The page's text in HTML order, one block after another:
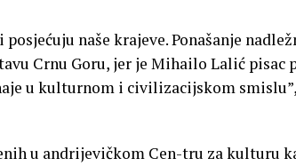
naše krajeve. Ponašanje
Crnu Goru, jer je Mihailo Lalić pisac
u kulturnom i civilizacijskom smislu”,
u andrijevičkom Cen-tru za kulturu